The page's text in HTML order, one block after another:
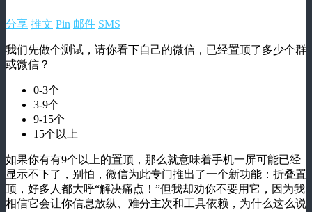
分享 推文 Pin 邮件 SMS
我们先做个测试，请你看下自己的微信，已经置顶了多少个群
或微信？
0-3个
3-9个
9-15个
15个以上
如果你有有9个以上的置顶，那么就意味着手机一屏可能已经
显示不下了，别怕，微信为此专门推出了一个新功能：折叠置
顶，好多人都大呼“解决痛点！”但我却劝你不要用它，因为我
相信它会让你信息放纵、难分主次和工具依赖，为什么这么说